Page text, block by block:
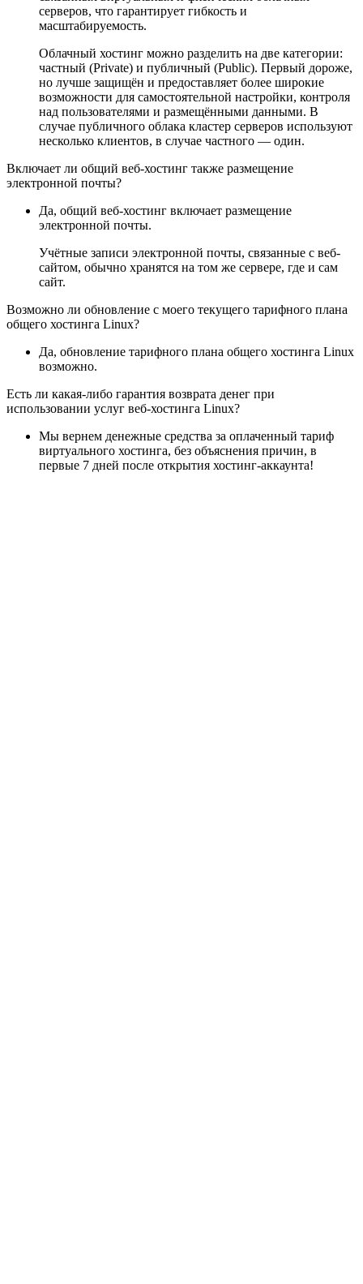
серверов, что гарантирует гибкость и
масштабируемость.
Облачный хостинг можно разделить на две категории:
частный (Private) и публичный (Public). Первый дороже,
но лучше защищён и предоставляет более широкие
возможности для самостоятельной настройки, контроля
над пользователями и размещёнными данными. В
случае публичного облака кластер серверов используют
несколько клиентов, в случае частного — один.
Включает ли общий веб-хостинг также размещение
электронной почты?
Да, общий веб-хостинг включает размещение
электронной почты.
Учётные записи электронной почты, связанные с веб-
сайтом, обычно хранятся на том же сервере, где и сам
сайт.
Возможно ли обновление с моего текущего тарифного плана
общего хостинга Linux?
Да, обновление тарифного плана общего хостинга Linux
возможно.
Есть ли какая-либо гарантия возврата денег при
использовании услуг веб-хостинга Linux?
Мы вернем денежные средства за оплаченный тариф
виртуального хостинга, без объяснения причин, в
первые 7 дней после открытия хостинг-аккаунта!